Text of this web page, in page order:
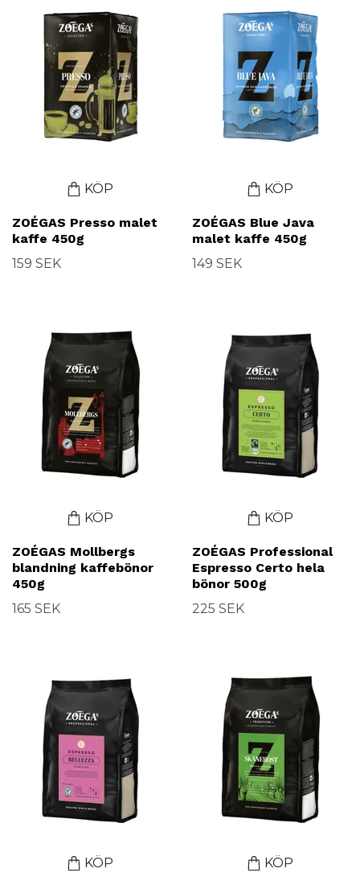
KÖP
ZOÉGAS Presso malet
kaffe 450g
159 SEK
KÖP
ZOÉGAS Blue Java
malet kaffe 450g
149 SEK
KÖP
ZOÉGAS Mollbergs
blandning kaffebönor
450g
165 SEK
KÖP
ZOÉGAS Professional
Espresso Certo hela
bönor 500g
225 SEK
KÖP KÖP